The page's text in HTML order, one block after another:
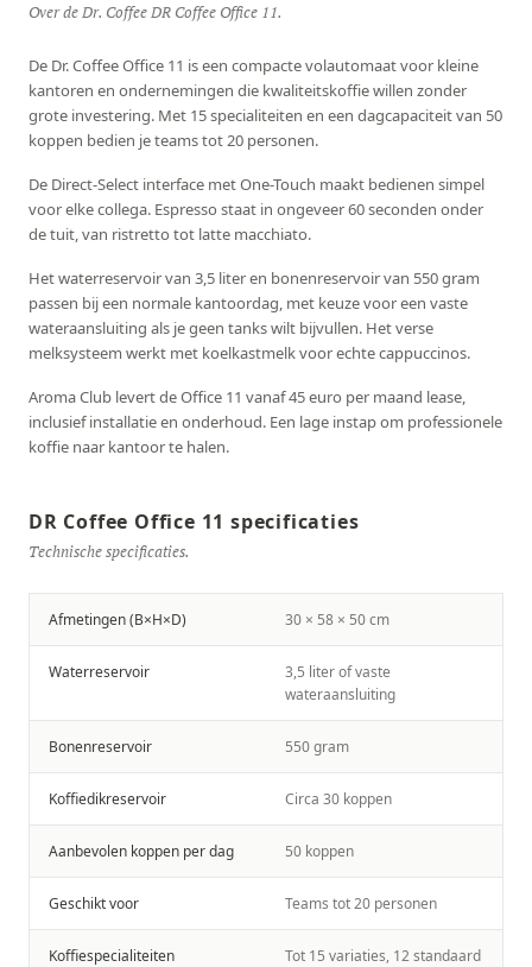
Over de Dr. Coffee DR Coffee Office 11.
De Dr. Coffee Office 11 is een compacte volautomaat voor kleine
kantoren en ondernemingen die kwaliteitskoffie willen zonder
grote investering. Met 15 specialiteiten en een dagcapaciteit van 50
koppen bedien je teams tot 20 personen.
De Direct-Select interface met One-Touch maakt bedienen simpel
voor elke collega. Espresso staat in ongeveer 60 seconden onder
de tuit, van ristretto tot latte macchiato.
Het waterreservoir van 3,5 liter en bonenreservoir van 550 gram
passen bij een normale kantoordag, met keuze voor een vaste
wateraansluiting als je geen tanks wilt bijvullen. Het verse
melksysteem werkt met koelkastmelk voor echte cappuccinos.
Aroma Club levert de Office 11 vanaf 45 euro per maand lease,
inclusief installatie en onderhoud. Een lage instap om professionele
koffie naar kantoor te halen.
DR Coffee Office 11 specificaties
Technische specificaties.
Afmetingen (B×H×D) 30 × 58 × 50 cm
Waterreservoir
3,5 liter of vaste
wateraansluiting
Bonenreservoir 550 gram
Koffiedikreservoir Circa 30 koppen
Aanbevolen koppen per dag 50 koppen
Geschikt voor Teams tot 20 personen
Koffiespecialiteiten
Tot 15 variaties, 12 standaard